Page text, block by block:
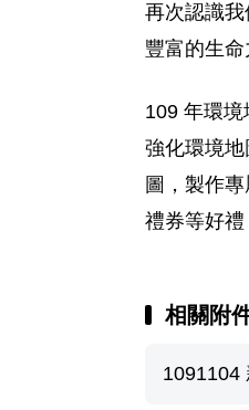
再次認識
豐富的生命
109 年環
強化環境
圖，製作
禮券等好
相關附
1091104